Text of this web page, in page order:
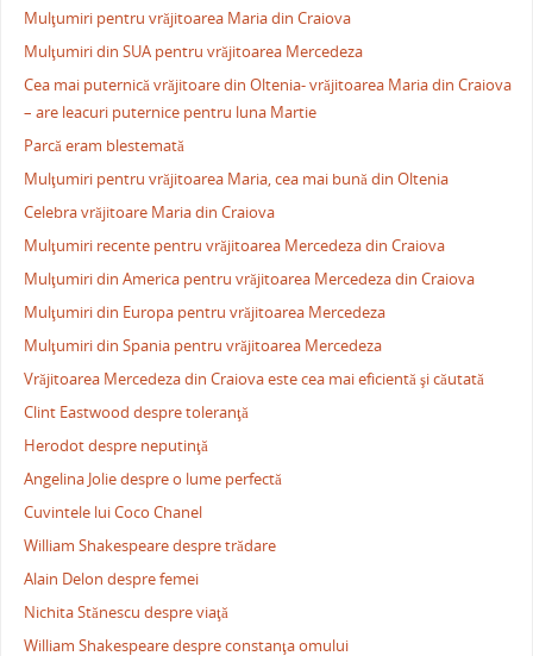
Mulţumiri pentru vrăjitoarea Maria din Craiova
Mulţumiri din SUA pentru vrăjitoarea Mercedeza
Cea mai puternică vrăjitoare din Oltenia- vrăjitoarea Maria din Craiova
– are leacuri puternice pentru luna Martie
Parcă eram blestemată
Mulţumiri pentru vrăjitoarea Maria, cea mai bună din Oltenia
Celebra vrăjitoare Maria din Craiova
Mulţumiri recente pentru vrăjitoarea Mercedeza din Craiova
Mulţumiri din America pentru vrăjitoarea Mercedeza din Craiova
Mulţumiri din Europa pentru vrăjitoarea Mercedeza
Mulţumiri din Spania pentru vrăjitoarea Mercedeza
Vrăjitoarea Mercedeza din Craiova este cea mai eficientă şi căutată
Clint Eastwood despre toleranţă
Herodot despre neputinţă
Angelina Jolie despre o lume perfectă
Cuvintele lui Coco Chanel
William Shakespeare despre trădare
Alain Delon despre femei
Nichita Stănescu despre viaţă
William Shakespeare despre constanţa omului